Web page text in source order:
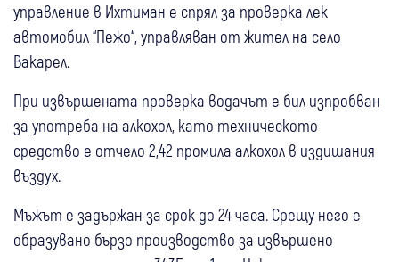
управление в Ихтиман е спрял за проверка лек
автомобил “Пежо“, управляван от жител на село
Вакарел.
При извършената проверка водачът е бил изпробван
за употреба на алкохол, като техническото
средство е отчело 2,42 промила алкохол в издишания
въздух.
Мъжът е задържан за срок до 24 часа. Срещу него е
образувано бързо производство за извършено